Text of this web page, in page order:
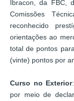
Ibracon, da FBC,
Comissões
reconhecido
orientações ao
total de pontos
(vinte) pontos por
Curso no Exterior
por meio de